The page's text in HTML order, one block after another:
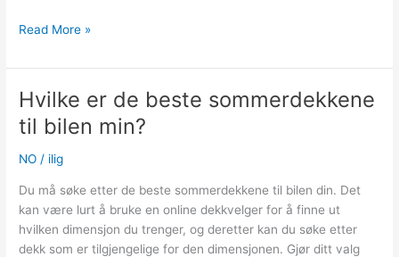
Hvordan
jeg
om
dekkene
mine
gode
for
kjøring
i
regn.
Read More »
Hvilke er de beste sommerdekkene
til bilen min?
NO / ilig
Du må søke etter de beste sommerdekkene til bilen din. Det
kan være lurt å bruke en online dekkvelger for å finne ut
hvilken dimensjon du trenger, og deretter kan du søke etter
dekk som er tilgjengelige for den dimensjonen. Gjør ditt valg